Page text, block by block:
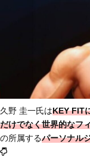
久野 圭一氏はKEY FIT
だけでなく世界的なフ
の所属するパーソナル